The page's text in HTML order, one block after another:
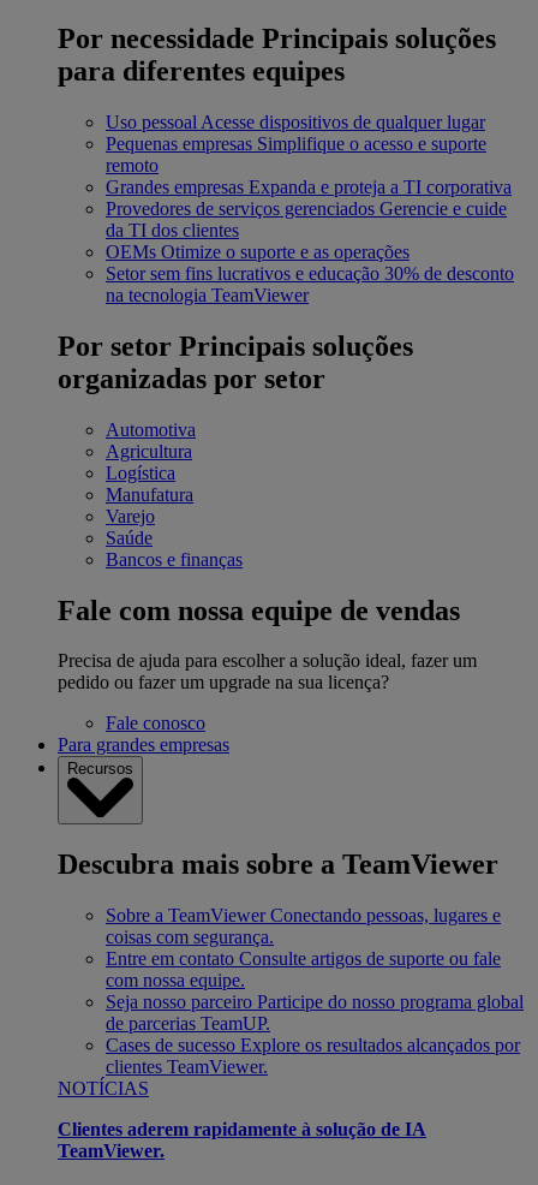
Por necessidade Principais soluções
para diferentes equipes
Uso pessoal Acesse dispositivos de qualquer lugar
Pequenas empresas Simplifique o acesso e suporte
remoto
Grandes empresas Expanda e proteja a TI corporativa
Provedores de serviços gerenciados Gerencie e cuide
da TI dos clientes
OEMs Otimize o suporte e as operações
Setor sem fins lucrativos e educação 30% de desconto
na tecnologia TeamViewer
Por setor Principais soluções
organizadas por setor
Automotiva
Agricultura
Logística
Manufatura
Varejo
Saúde
Bancos e finanças
Fale com nossa equipe de vendas
Precisa de ajuda para escolher a solução ideal, fazer um
pedido ou fazer um upgrade na sua licença?
Fale conosco
Para grandes empresas
Recursos
Descubra mais sobre a TeamViewer
Sobre a TeamViewer Conectando pessoas, lugares e
coisas com segurança.
Entre em contato Consulte artigos de suporte ou fale
com nossa equipe.
Seja nosso parceiro Participe do nosso programa global
de parcerias TeamUP.
Cases de sucesso Explore os resultados alcançados por
clientes TeamViewer.
NOTÍCIAS
Clientes aderem rapidamente à solução de IA
TeamViewer.